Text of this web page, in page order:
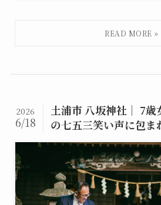
土浦市 八坂神社｜ 7
の七五三笑い声に包ま
2026
6/18